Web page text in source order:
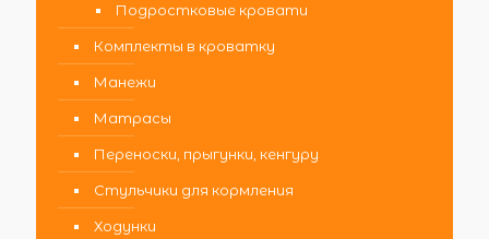
Подростковые кровати
Комплекты в кроватку
Манежи
Матрасы
Переноски, прыгунки, кенгуру
Стульчики для кормления
Ходунки